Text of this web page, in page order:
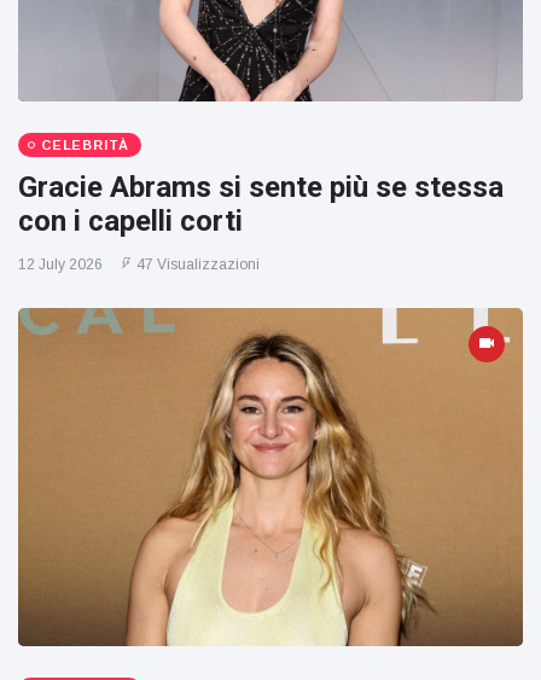
CELEBRITÀ
Gracie Abrams si sente più se stessa
con i capelli corti
12 July 2026 47 Visualizzazioni